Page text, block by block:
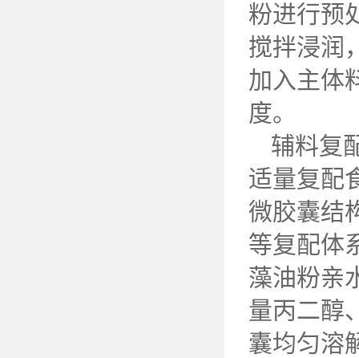
粉进行预
搅拌浸润
加入主体
度。
辅料复
适量复配
微胶囊结
等复配体
藻油粉亲
量丙二醇
囊均匀溶